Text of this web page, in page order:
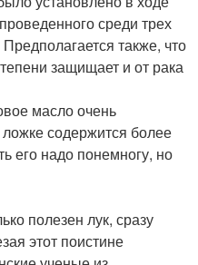
среди трех
также, что
защищает и от рака
масло очень
содержится более
его надо понемногу, но
полезен лук, сразу
этот поистине